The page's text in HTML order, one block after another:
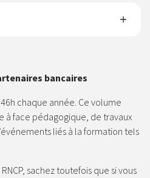
bancaires
chaque année. Ce volume
à face pédagogique, de travaux
liés à la formation tels
sachez toutefois que si vous